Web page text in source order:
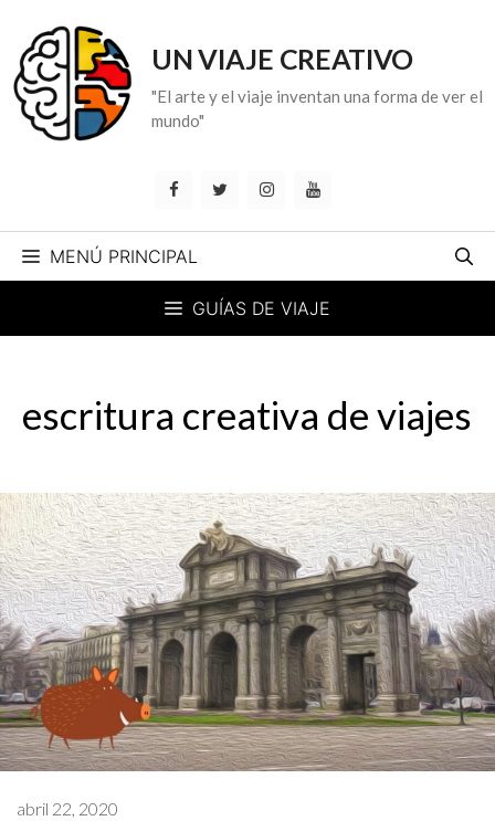
contenido
UN VIAJE CREATIVO
"El arte y el viaje inventan una forma de ver el
mundo"
MENÚ PRINCIPAL
GUÍAS DE VIAJE
escritura creativa de viajes
abril 22, 2020